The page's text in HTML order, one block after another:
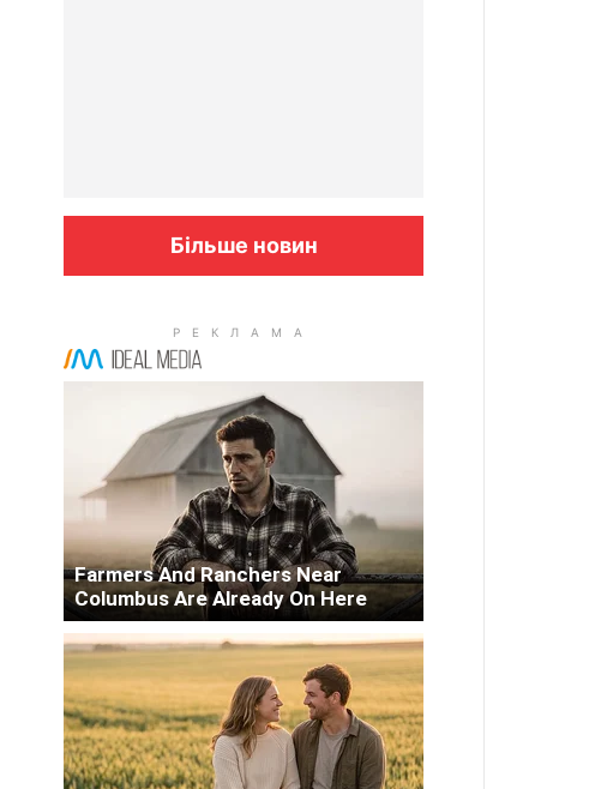
Більше новин
Farmers And Ranchers Near
Columbus Are Already On Here